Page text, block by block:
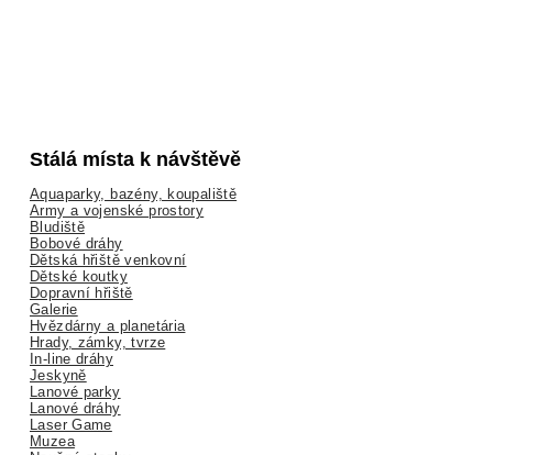
Stálá místa k návštěvě
Aquaparky, bazény, koupaliště
Army a vojenské prostory
Bludiště
Bobové dráhy
Dětská hřiště venkovní
Dětské koutky
Dopravní hřiště
Galerie
Hvězdárny a planetária
Hrady, zámky, tvrze
In-line dráhy
Jeskyně
Lanové parky
Lanové dráhy
Laser Game
Muzea